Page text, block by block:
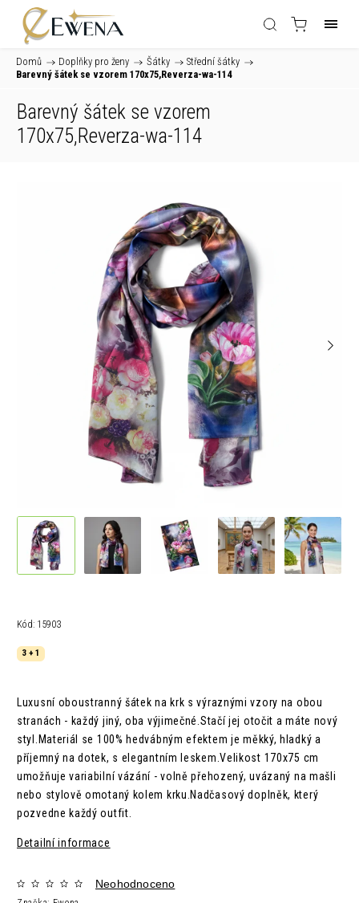
Domů / Doplňky pro ženy / Šátky / Střední šátky /
Barevný šátek se vzorem 170x75,Reverza-wa-114
Barevný šátek se vzorem
170x75,Reverza-wa-114
Kód: 15903
3 + 1
Luxusní oboustranný šátek na krk s výraznými vzory na obou
stranách - každý jiný, oba výjimečné.Stačí jej otočit a máte nový
styl.Materiál se 100% hedvábným efektem je měkký, hladký a
příjemný na dotek, s elegantním leskem.Velikost 170x75 cm
umožňuje variabilní vázání - volně přehozený, uvázaný na mašli
nebo stylově omotaný kolem krku.Nadčasový doplněk, který
pozvedne každý outfit.
Detailní informace
Neohodnoceno